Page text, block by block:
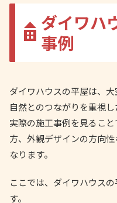
ダイワハ
事例
ダイワハウスの平屋は、大
自然とのつながりを重視
実際の施工事例を見るこ
方、外観デザインの方向
なります。
ここでは、ダイワハウス
す。